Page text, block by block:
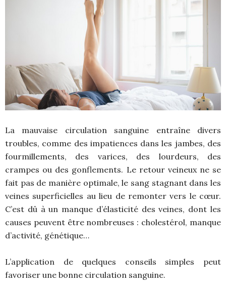
La mauvaise circulation sanguine entraîne divers
troubles, comme des impatiences dans les jambes, des
fourmillements, des varices, des lourdeurs, des
crampes ou des gonflements. Le retour veineux ne se
fait pas de manière optimale, le sang stagnant dans les
veines superficielles au lieu de remonter vers le cœur.
C’est dû à un manque d’élasticité des veines, dont les
causes peuvent être nombreuses : cholestérol, manque
d’activité, génétique…
L’application de quelques conseils simples peut
favoriser une bonne circulation sanguine.